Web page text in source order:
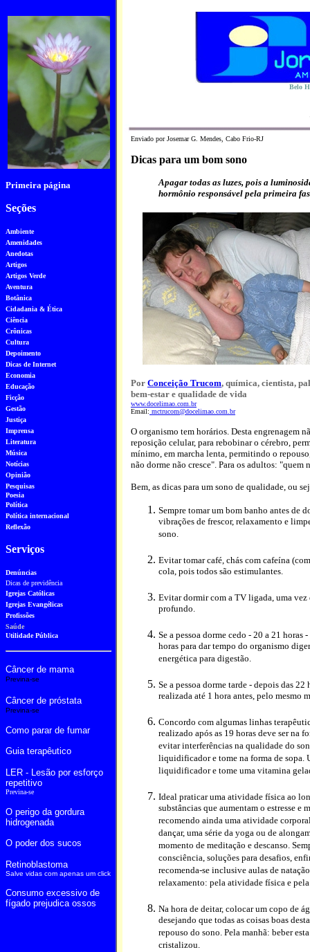
Primeira página
Seções
Ambiente
Amenidades
Anedotas
Artigos
Artigos Verde
Aventura
Botânica
Cidadania & Ética
Ciência
Crônicas
Cultura
Depoimento
Dicas de Internet
Economia
Educação
Ficção
Gestão
Justiça
Imprensa
Literatura
Música
Notícias
Opinião
Pesquisas
Poesia
Política
Política internacional
Reflexão
Serviços
Denúncias
Dicas de previdência
Igrejas Católicas
Igrejas Evangélicas
Profissões
Saúde
Utilidade Pública
Câncer de mama
Previna-se
Câncer de próstata
Previna-se
Como parar de fumar
Guia terapêutico
LER - Lesão por esforço
repetitivo
Previna-se
O perigo da gordura
hidrogenada
O poder dos sucos
Retinoblastoma
Salve vidas com apenas um click
Consumo excessivo de
fígado prejudica ossos
Enviado por Josemar G. Mendes, Cabo Frio-RJ
Dicas para um bom sono
Apagar todas as luzes, pois a
hormônio responsável pela primeira
Por Conceição Trucom, química, cientista,
bem-estar e qualidade de vida
www.docelimao.com.br
Email: mctrucom@docelimao.com.br
O organismo tem horários. Desta engrenagem
reposição celular, para rebobinar o cérebro,
mínimo, em marcha lenta, permitindo o
não dorme não cresce". Para os adultos: "quem
Bem, as dicas para um sono de qualidade, ou
Sempre tomar um bom banho antes de
vibrações de frescor, relaxamento e
sono.
Evitar tomar café, chás com cafeína
cola, pois todos são estimulantes.
Evitar dormir com a TV ligada, uma vez
profundo.
Se a pessoa dorme cedo - 20 a 21
horas para dar tempo do organismo
energética para digestão.
Se a pessoa dorme tarde - depois das
realizada até 1 hora antes, pelo mesmo
Concordo com algumas linhas
realizado após as 19 horas deve ser na
evitar interferências na qualidade do
liquidificador e tome na forma de sopa.
liquidificador e tome uma vitamina
Ideal praticar uma atividade física ao
substâncias que aumentam o estresse e
recomendo ainda uma atividade
dançar, uma série da yoga ou de
momento de meditação e descanso.
consciência, soluções para desafios,
recomenda-se inclusive aulas de
relaxamento: pela atividade física e
Na hora de deitar, colocar um copo de
desejando que todas as coisas boas
repouso do sono. Pela manhã: beber
cristalizou.
Belo